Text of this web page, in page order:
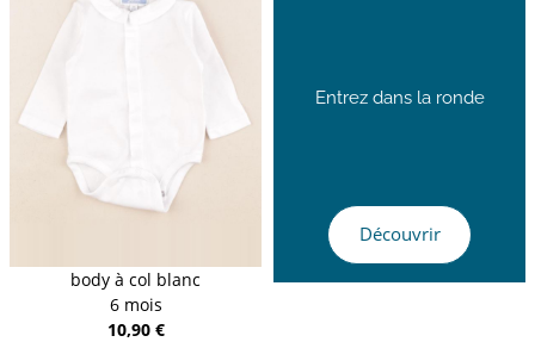
body à col blanc
6 mois
10,90 €
Entrez dans la ronde
Découvrir